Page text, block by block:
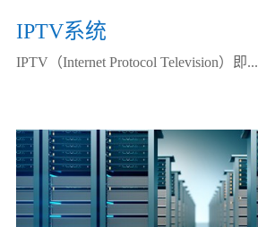
IPTV系统
IPTV（Internet Protocol Television）即...